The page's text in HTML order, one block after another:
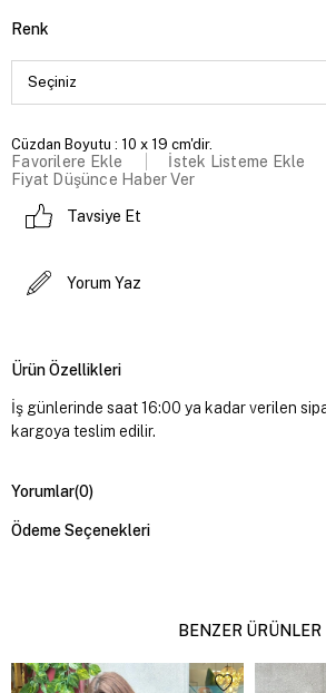
Renk
Cüzdan Boyutu : 10 x 19 cm'dir.
Favorilere Ekle
İstek Listeme Ekle
Fiyat Düşünce Haber Ver
Tavsiye Et
Yorum Yaz
Ürün Özellikleri
İş günlerinde saat 16:00 ya kadar verilen
kargoya teslim edilir.
Yorumlar(0)
Ödeme Seçenekleri
BENZER ÜRÜNLER